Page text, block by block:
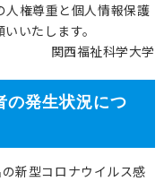
権尊重と個人情報保護
いたします。
関西福祉科学大学
の発生状況につ
新型コロナウイルス感